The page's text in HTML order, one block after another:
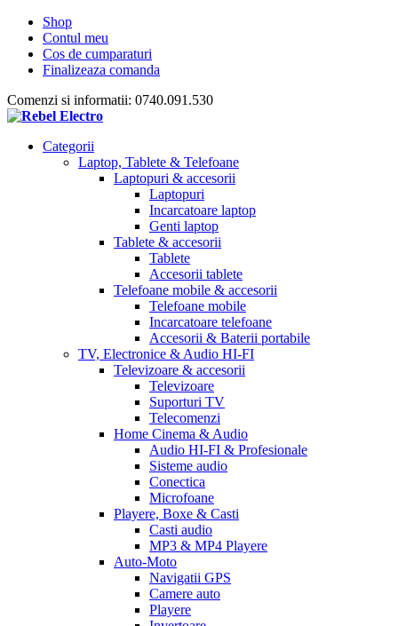
Shop
Contul meu
Cos de cumparaturi
Finalizeaza comanda
Comenzi si informatii: 0740.091.530
Categorii
Laptop, Tablete & Telefoane
Laptopuri & accesorii
Laptopuri
Incarcatoare laptop
Genti laptop
Tablete & accesorii
Tablete
Accesorii tablete
Telefoane mobile & accesorii
Telefoane mobile
Incarcatoare telefoane
Accesorii & Baterii portabile
TV, Electronice & Audio HI-FI
Televizoare & accesorii
Televizoare
Suporturi TV
Telecomenzi
Home Cinema & Audio
Audio HI-FI & Profesionale
Sisteme audio
Conectica
Microfoane
Playere, Boxe & Casti
Casti audio
MP3 & MP4 Playere
Auto-Moto
Navigatii GPS
Camere auto
Playere